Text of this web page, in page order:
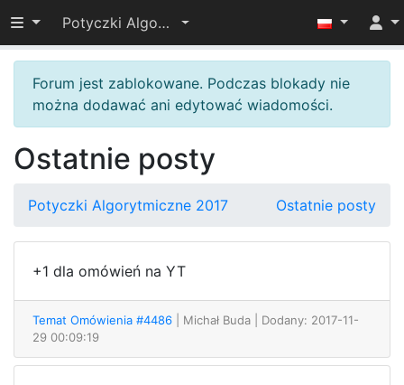
Przełącz widoczność menu
Potyczki Algorytmiczne 2017
Forum jest zablokowane. Podczas blokady nie
można dodawać ani edytować wiadomości.
Ostatnie posty
Potyczki Algorytmiczne 2017 Ostatnie posty
+1 dla omówień na YT
Temat Omówienia #4486 | Michał Buda
| Dodany: 2017-11-
29 00:09:19